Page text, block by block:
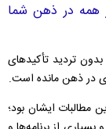
همه در ذهن شما
تردید تأکید‌های
در ذهن مانده است.
مطالبات ایشان بود؛